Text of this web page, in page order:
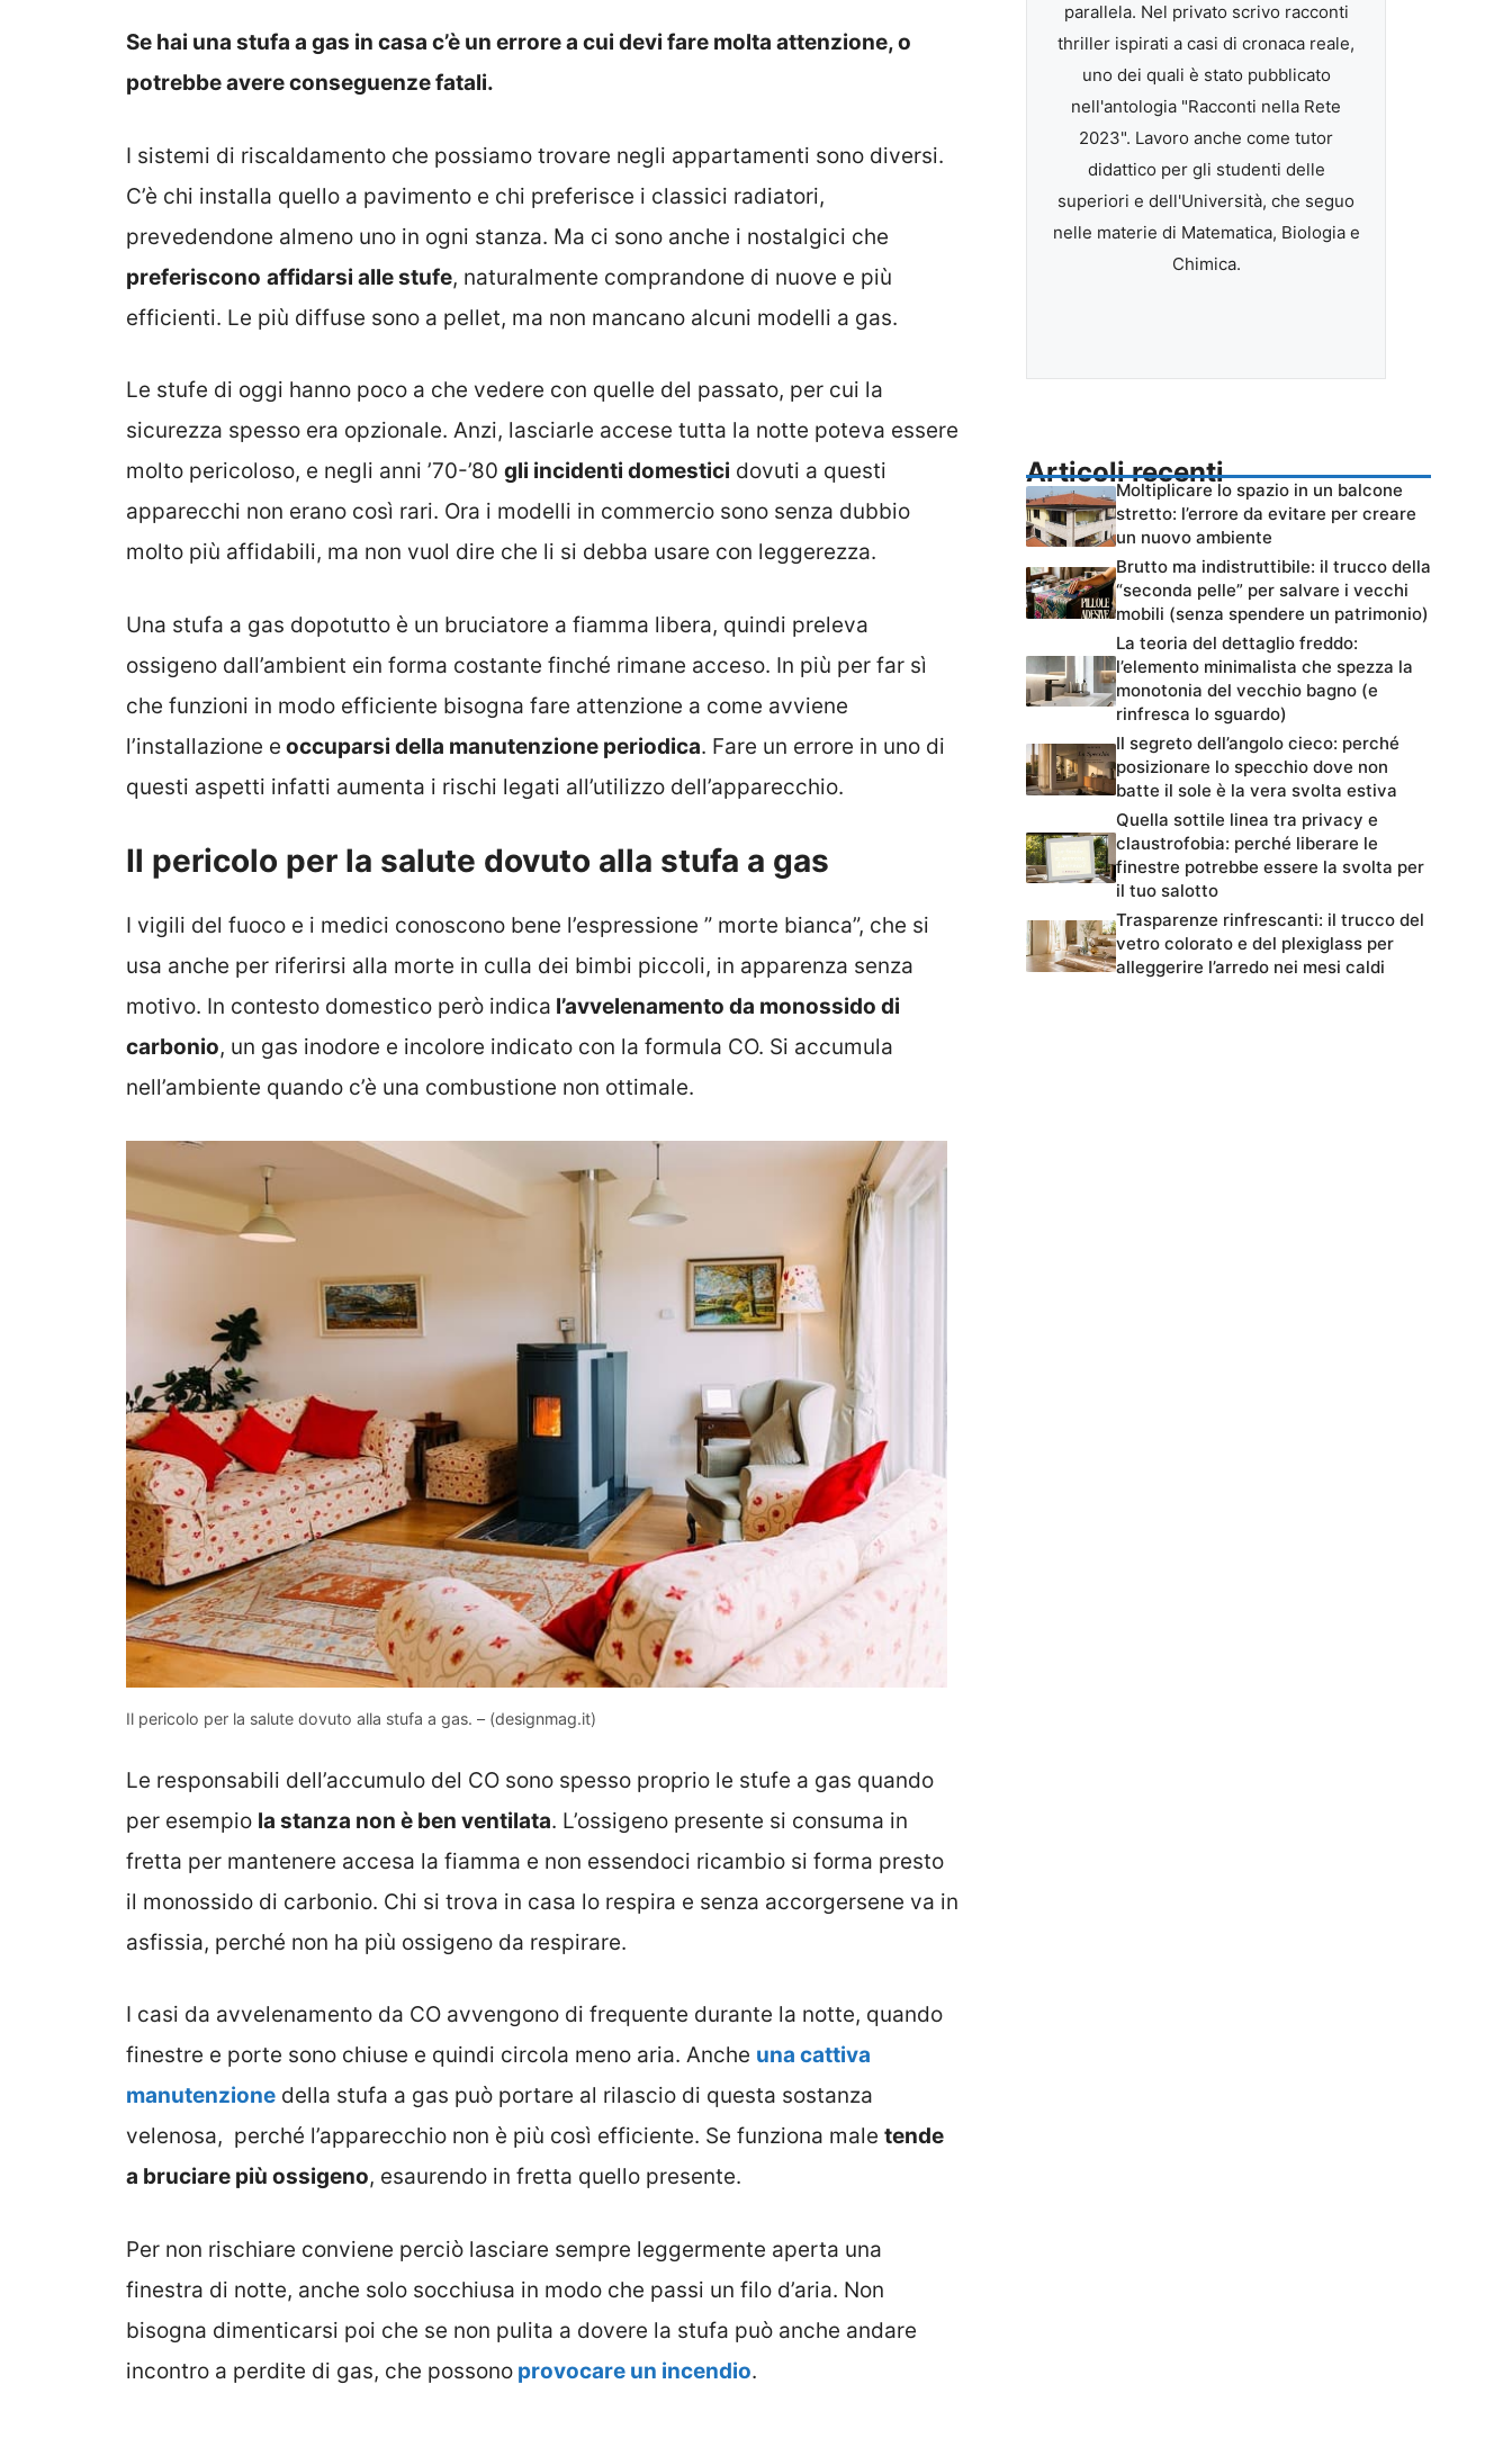
Se hai una stufa a gas in casa c’è un errore a cui devi fare molta attenzione, o
potrebbe avere conseguenze fatali.
I sistemi di riscaldamento che possiamo trovare negli appartamenti sono diversi.
C’è chi installa quello a pavimento e chi preferisce i classici radiatori,
prevedendone almeno uno in ogni stanza. Ma ci sono anche i nostalgici che
preferiscono affidarsi alle stufe, naturalmente comprandone di nuove e più
efficienti. Le più diffuse sono a pellet, ma non mancano alcuni modelli a gas.
Le stufe di oggi hanno poco a che vedere con quelle del passato, per cui la
sicurezza spesso era opzionale. Anzi, lasciarle accese tutta la notte poteva essere
molto pericoloso, e negli anni ’70-’80 gli incidenti domestici dovuti a questi
apparecchi non erano così rari. Ora i modelli in commercio sono senza dubbio
molto più affidabili, ma non vuol dire che li si debba usare con leggerezza.
Una stufa a gas dopotutto è un bruciatore a fiamma libera, quindi preleva
ossigeno dall’ambient ein forma costante finché rimane acceso. In più per far sì
che funzioni in modo efficiente bisogna fare attenzione a come avviene
l’installazione e occuparsi della manutenzione periodica. Fare un errore in uno di
questi aspetti infatti aumenta i rischi legati all’utilizzo dell’apparecchio.
Il pericolo per la salute dovuto alla stufa a gas
I vigili del fuoco e i medici conoscono bene l’espressione ” morte bianca”, che si
usa anche per riferirsi alla morte in culla dei bimbi piccoli, in apparenza senza
motivo. In contesto domestico però indica l’avvelenamento da monossido di
carbonio, un gas inodore e incolore indicato con la formula CO. Si accumula
nell’ambiente quando c’è una combustione non ottimale.
Il pericolo per la salute dovuto alla stufa a gas. – (designmag.it)
Le responsabili dell’accumulo del CO sono spesso proprio le stufe a gas quando
per esempio la stanza non è ben ventilata. L’ossigeno presente si consuma in
fretta per mantenere accesa la fiamma e non essendoci ricambio si forma presto
il monossido di carbonio. Chi si trova in casa lo respira e senza accorgersene va in
asfissia, perché non ha più ossigeno da respirare.
I casi da avvelenamento da CO avvengono di frequente durante la notte, quando
finestre e porte sono chiuse e quindi circola meno aria. Anche una cattiva
manutenzione della stufa a gas può portare al rilascio di questa sostanza
velenosa, perché l’apparecchio non è più così efficiente. Se funziona male tende
a bruciare più ossigeno, esaurendo in fretta quello presente.
Per non rischiare conviene perciò lasciare sempre leggermente aperta una
finestra di notte, anche solo socchiusa in modo che passi un filo d’aria. Non
bisogna dimenticarsi poi che se non pulita a dovere la stufa può anche andare
incontro a perdite di gas, che possono provocare un incendio.
parallela. Nel privato scrivo racconti
thriller ispirati a casi di cronaca reale,
uno dei quali è stato pubblicato
nell'antologia "Racconti nella Rete
2023". Lavoro anche come tutor
didattico per gli studenti delle
superiori e dell'Università, che seguo
nelle materie di Matematica, Biologia e
Chimica.
Articoli recenti
Moltiplicare lo spazio in un balcone
stretto: l’errore da evitare per creare
un nuovo ambiente
Brutto ma indistruttibile: il trucco della
“seconda pelle” per salvare i vecchi
mobili (senza spendere un patrimonio)
La teoria del dettaglio freddo:
l’elemento minimalista che spezza la
monotonia del vecchio bagno (e
rinfresca lo sguardo)
Il segreto dell’angolo cieco: perché
posizionare lo specchio dove non
batte il sole è la vera svolta estiva
Quella sottile linea tra privacy e
claustrofobia: perché liberare le
finestre potrebbe essere la svolta per
il tuo salotto
Trasparenze rinfrescanti: il trucco del
vetro colorato e del plexiglass per
alleggerire l’arredo nei mesi caldi